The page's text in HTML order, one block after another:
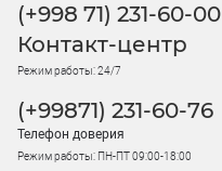
(+998 71) 231-60-00
Контакт-центр
Режим работы: 24/7
(+99871) 231-60-76
Телефон доверия
Режим работы: ПН-ПТ 09:00-18:00